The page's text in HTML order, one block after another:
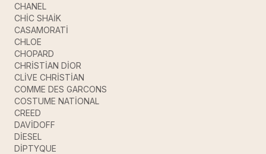
CHANEL
CHİC SHAİK
CASAMORATİ
CHLOE
CHOPARD
CHRİSTİAN DİOR
CLİVE CHRİSTİAN
COMME DES GARCONS
COSTUME NATİONAL
CREED
DAVİDOFF
DİESEL
DİPTYQUE